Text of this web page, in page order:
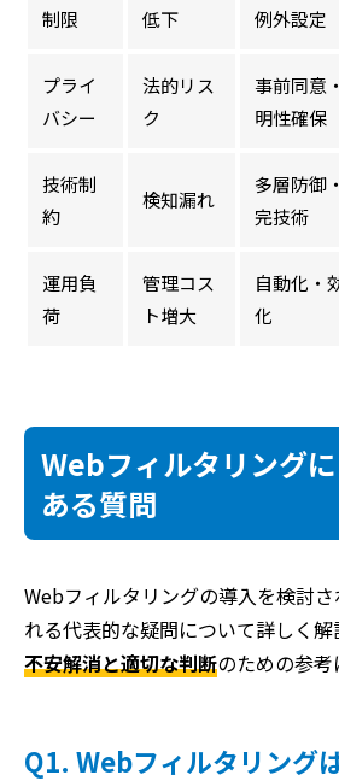
制限
低下
例外設定
プライ
バシー
法的リス
ク
事前同意
明性確保
技術制
約
検知漏れ
多層防御
完技術
運用負
荷
管理コス
ト増大
自動化・
化
Webフィルタリング
ある質問
Webフィルタリングの導入を検討
れる代表的な疑問について詳しく解
不安解消と適切な判断のための参考
Q1. Webフィルタリング